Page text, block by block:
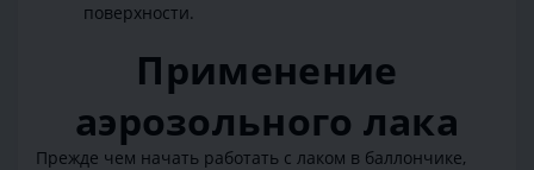
поверхности.
Применение
аэрозольного лака
Прежде чем начать работать с лаком в баллончике,